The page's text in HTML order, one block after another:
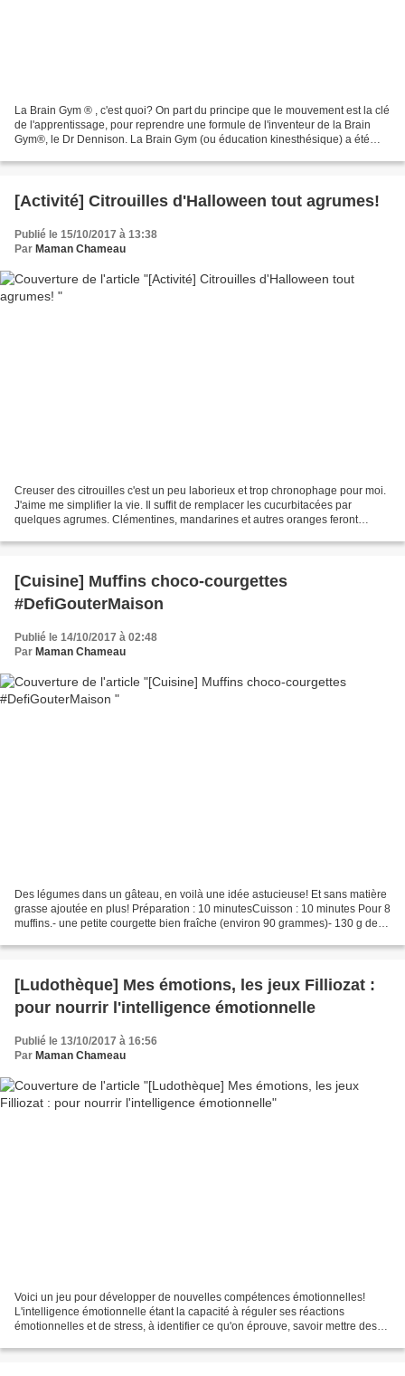
La Brain Gym ® , c'est quoi? On part du principe que le mouvement est la clé
de l'apprentissage, pour reprendre une formule de l'inventeur de la Brain
Gym®, le Dr Dennison. La Brain Gym (ou éducation kinesthésique) a été
[Activité] Citrouilles d'Halloween tout agrumes!
Publié le 15/10/2017 à 13:38
Par Maman Chameau
Creuser des citrouilles c'est un peu laborieux et trop chronophage pour moi.
J'aime me simplifier la vie. Il suffit de remplacer les cucurbitacées par
quelques agrumes. Clémentines, mandarines et autres oranges feront
[Cuisine] Muffins choco-courgettes
#DefiGouterMaison
Publié le 14/10/2017 à 02:48
Par Maman Chameau
Des légumes dans un gâteau, en voilà une idée astucieuse! Et sans matière
grasse ajoutée en plus! Préparation : 10 minutesCuisson : 10 minutes Pour 8
muffins.- une petite courgette bien fraîche (environ 90 grammes)- 130 g de
[Ludothèque] Mes émotions, les jeux Filliozat :
pour nourrir l'intelligence émotionnelle
Publié le 13/10/2017 à 16:56
Par Maman Chameau
Voici un jeu pour développer de nouvelles compétences émotionnelles!
L'intelligence émotionnelle étant la capacité à réguler ses réactions
émotionnelles et de stress, à identifier ce qu'on éprouve, savoir mettre des